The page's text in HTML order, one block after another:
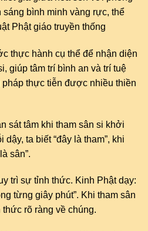
thực hành cụ thể để nhận diện
giúp tâm trí bình an và trí tuệ
thực tiễn được nhiều thiền
sát tâm khi tham sân si khởi
dậy, ta biết “đây là tham”, khi
sân”.
trì sự tỉnh thức. Kinh Phật dạy:
từng giây phút”. Khi tham sân
rõ ràng về chúng.